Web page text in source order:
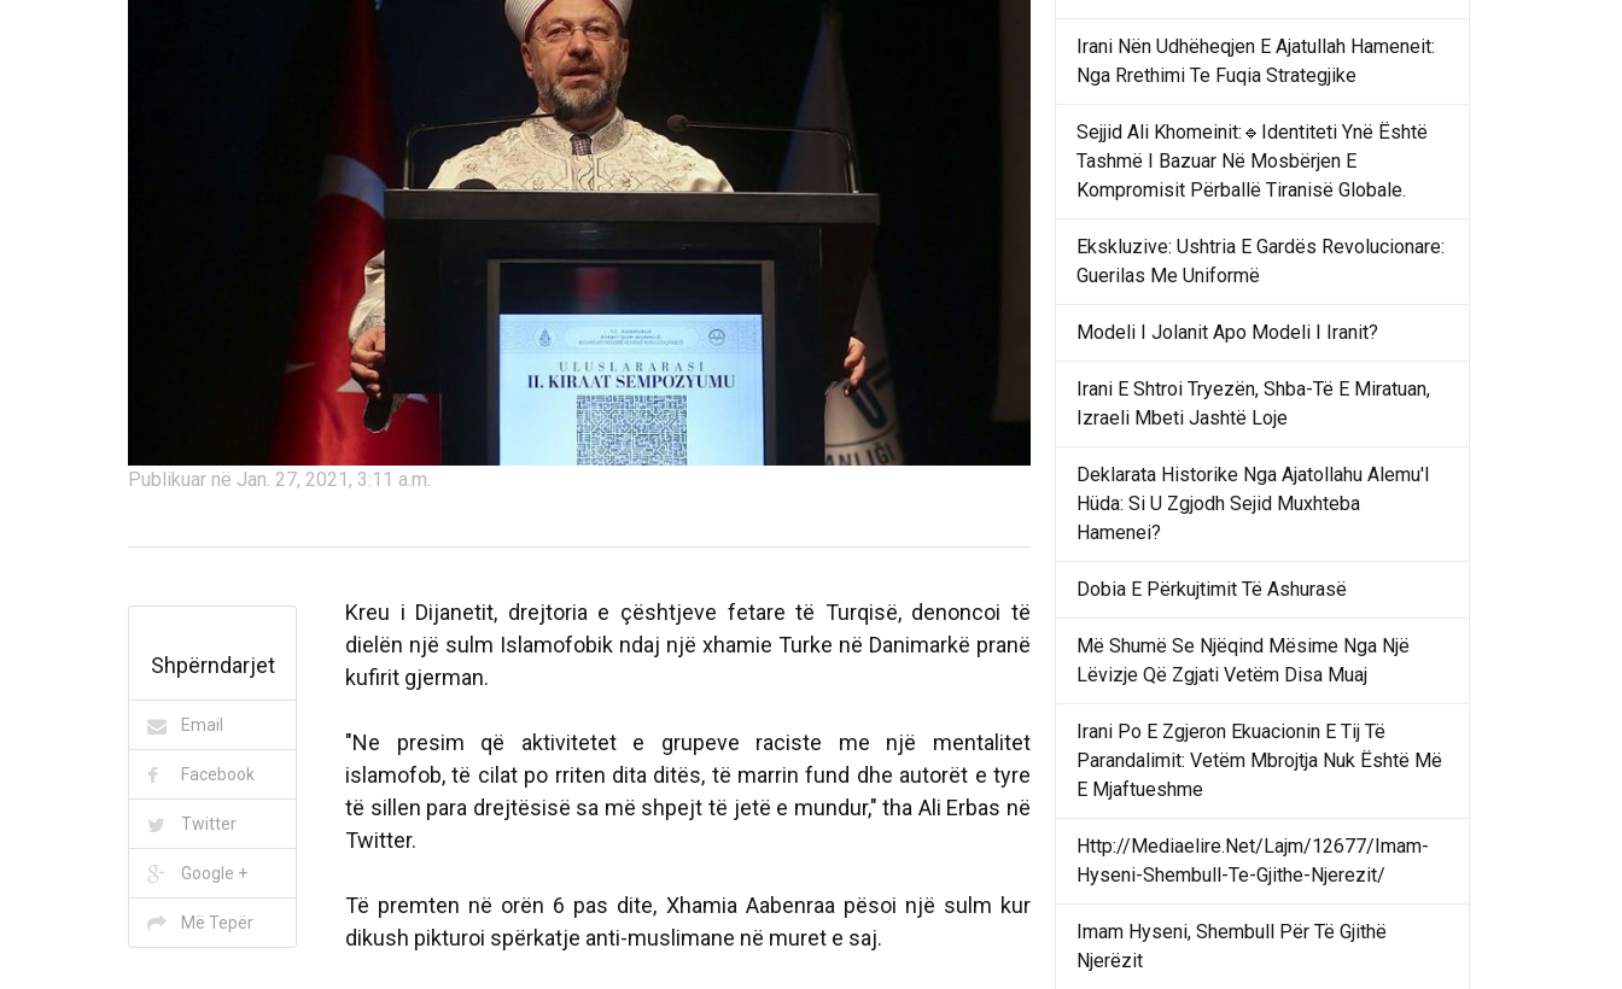
Publikuar në Jan. 27, 2021, 3:11 a.m.
Shpërndarjet
Email
Facebook
Twitter
Google +
Më Tepër
Kreu i Dijanetit, drejtoria e çështjeve fetare të Turqisë, denoncoi të
dielën një sulm Islamofobik ndaj një xhamie Turke në Danimarkë pranë
kufirit gjerman.
"Ne presim që aktivitetet e grupeve raciste me një mentalitet
islamofob, të cilat po rriten dita ditës, të marrin fund dhe autorët e tyre
të sillen para drejtësisë sa më shpejt të jetë e mundur," tha Ali Erbas në
Twitter.
Të premten në orën 6 pas dite, Xhamia Aabenraa pësoi një sulm kur
dikush pikturoi spërkatje anti-muslimane në muret e saj.
Irani Nën Udhëheqjen E Ajatullah Hameneit:
Nga Rrethimi Te Fuqia Strategjike
Sejjid Ali Khomeinit:🔹Identiteti Ynë Është
Tashmë I Bazuar Në Mosbërjen E
Kompromisit Përballë Tiranisë Globale.
Ekskluzive: Ushtria E Gardës Revolucionare:
Guerilas Me Uniformë
Modeli I Jolanit Apo Modeli I Iranit?
Irani E Shtroi Tryezën, Shba-Të E Miratuan,
Izraeli Mbeti Jashtë Loje
Deklarata Historike Nga Ajatollahu Alemu'l
Hüda: Si U Zgjodh Sejid Muxhteba
Hamenei?
Dobia E Përkujtimit Të Ashurasë
Më Shumë Se Njëqind Mësime Nga Një
Lëvizje Që Zgjati Vetëm Disa Muaj
Irani Po E Zgjeron Ekuacionin E Tij Të
Parandalimit: Vetëm Mbrojtja Nuk Është Më
E Mjaftueshme
Http://Mediaelire.Net/Lajm/12677/Imam-
Hyseni-Shembull-Te-Gjithe-Njerezit/
Imam Hyseni, Shembull Për Të Gjithë
Njerëzit